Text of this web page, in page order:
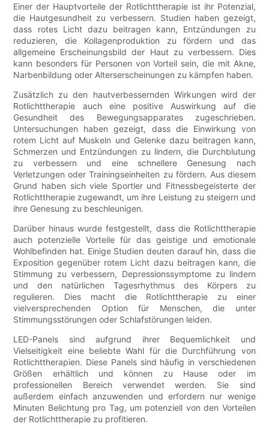
Einer der Hauptvorteile der Rotlichttherapie ist ihr Potenzial,
die Hautgesundheit zu verbessern. Studien haben gezeigt,
dass rotes Licht dazu beitragen kann, Entzündungen zu
reduzieren, die Kollagenproduktion zu fördern und das
allgemeine Erscheinungsbild der Haut zu verbessern. Dies
kann besonders für Personen von Vorteil sein, die mit Akne,
Narbenbildung oder Alterserscheinungen zu kämpfen haben.
Zusätzlich zu den hautverbessernden Wirkungen wird der
Rotlichttherapie auch eine positive Auswirkung auf die
Gesundheit des Bewegungsapparates zugeschrieben.
Untersuchungen haben gezeigt, dass die Einwirkung von
rotem Licht auf Muskeln und Gelenke dazu beitragen kann,
Schmerzen und Entzündungen zu lindern, die Durchblutung
zu verbessern und eine schnellere Genesung nach
Verletzungen oder Trainingseinheiten zu fördern. Aus diesem
Grund haben sich viele Sportler und Fitnessbegeisterte der
Rotlichttherapie zugewandt, um ihre Leistung zu steigern und
ihre Genesung zu beschleunigen.
Darüber hinaus wurde festgestellt, dass die Rotlichttherapie
auch potenzielle Vorteile für das geistige und emotionale
Wohlbefinden hat. Einige Studien deuten darauf hin, dass die
Exposition gegenüber rotem Licht dazu beitragen kann, die
Stimmung zu verbessern, Depressionssymptome zu lindern
und den natürlichen Tagesrhythmus des Körpers zu
regulieren. Dies macht die Rotlichttherapie zu einer
vielversprechenden Option für Menschen, die unter
Stimmungsstörungen oder Schlafstörungen leiden.
LED-Panels sind aufgrund ihrer Bequemlichkeit und
Vielseitigkeit eine beliebte Wahl für die Durchführung von
Rotlichttherapien. Diese Panels sind häufig in verschiedenen
Größen erhältlich und können zu Hause oder im
professionellen Bereich verwendet werden. Sie sind
außerdem einfach anzuwenden und erfordern nur wenige
Minuten Belichtung pro Tag, um potenziell von den Vorteilen
der Rotlichttherapie zu profitieren.